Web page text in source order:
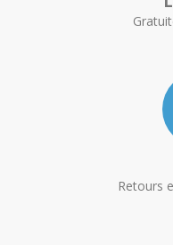
Retours